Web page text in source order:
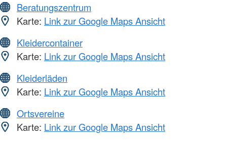
Beratungszentrum
Karte: Link zur Google Maps Ansicht
Kleidercontainer
Karte: Link zur Google Maps Ansicht
Kleiderläden
Karte: Link zur Google Maps Ansicht
Ortsvereine
Karte: Link zur Google Maps Ansicht